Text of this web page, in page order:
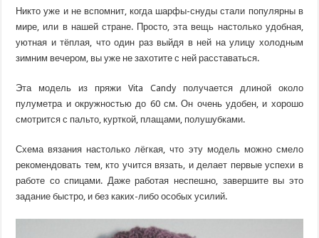
Никто уже и не вспомнит, когда шарфы-снуды стали популярны в
мире, или в нашей стране. Просто, эта вещь настолько удобная,
уютная и тёплая, что один раз выйдя в ней на улицу холодным
зимним вечером, вы уже не захотите с ней расставаться.
Эта модель из пряжи Vita Candy получается длиной около
пулуметра и окружностью до 60 см. Он очень удобен, и хорошо
смотрится с пальто, курткой, плащами, полушубками.
Схема вязания настолько лёгкая, что эту модель можно смело
рекомендовать тем, кто учится вязать, и делает первые успехи в
работе со спицами. Даже работая неспешно, завершите вы это
задание быстро, и без каких-либо особых усилий.